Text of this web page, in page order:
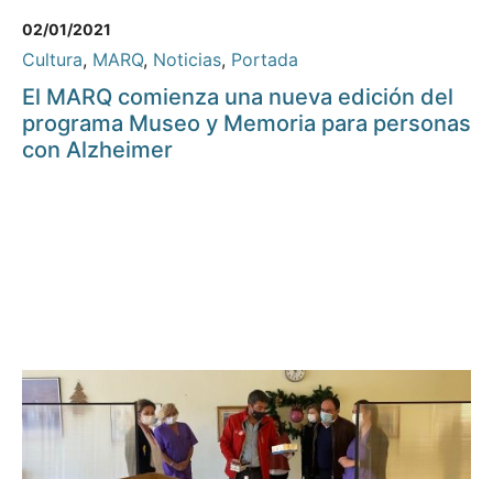
02/01/2021
Cultura, MARQ, Noticias, Portada
El MARQ comienza una nueva edición del
programa Museo y Memoria para personas
con Alzheimer